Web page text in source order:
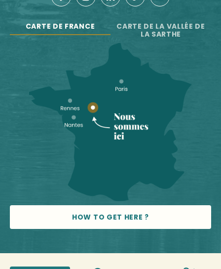
CARTE DE FRANCE
CARTE DE LA VALLÉE DE
LA SARTHE
HOW TO GET HERE ?